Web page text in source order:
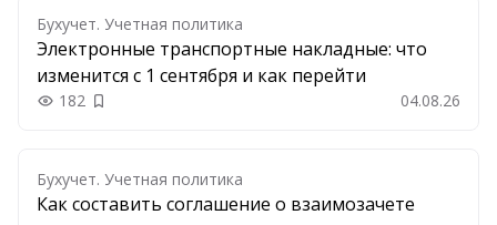
Бухучет. Учетная политика
Электронные транспортные накладные: что
изменится с 1 сентября и как перейти
182 Добавить в закладки 04.08.26
Бухучет. Учетная политика
Как составить соглашение о взаимозачете